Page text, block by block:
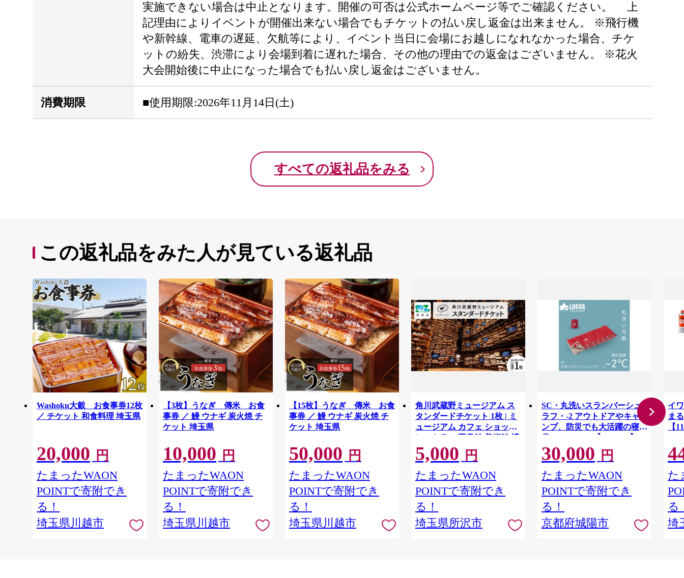
実施できない場合は中止となります。開催の可否は公式ホームページ等でご確認ください。 上
記理由によりイベントが開催出来ない場合でもチケットの払い戻し返金は出来ません。 ※飛行機
や新幹線、電車の遅延、欠航等により、イベント当日に会場にお越しになれなかった場合、チケ
ットの紛失、渋滞により会場到着に遅れた場合、その他の理由での返金はございません。 ※花火
大会開始後に中止になった場合でも払い戻し返金はございません。
消費期限 ■使用期限:2026年11月14日(土)
すべての返礼品をみる
この返礼品をみた人が見ている返礼品
Washoku大穀 お食事券12枚
／ チケット 和食料理 埼玉県
20,000 円
たまったWAON
POINTで寄附でき
る！
埼玉県川越市
【3枚】うなぎ 傳米 お食
事券 ／ 鰻 ウナギ 炭火焼 チ
ケット 埼玉県
10,000 円
たまったWAON
POINTで寄附でき
る！
埼玉県川越市
【15枚】うなぎ 傳米 お食
事券 ／ 鰻 ウナギ 炭火焼 チ
ケット 埼玉県
50,000 円
たまったWAON
POINTで寄附でき
る！
埼玉県川越市
角川武蔵野ミュージアム ス
タンダードチケット 1枚 | ミ
ュージアム カフェ ショップ
レストラン 図書館 美術館 博
物館 アート 文化複合施設 文
学 角川 KADOKAWA 角川作
品 本棚 本棚劇場 漫画 マンガ
隈研吾 チケット 埼玉県 所沢
市
5,000 円
たまったWAON
POINTで寄附でき
る！
埼玉県所沢市
SC・丸洗いスランバーシュ
ラフ・-2 アウトドアやキャ
ンプ、防災でも大活躍の寝
袋! 72602035【1663767】
30,000 円
たまったWAON
POINTで寄附でき
る！
京都府城陽市
イ
ま
【
た
る
埼